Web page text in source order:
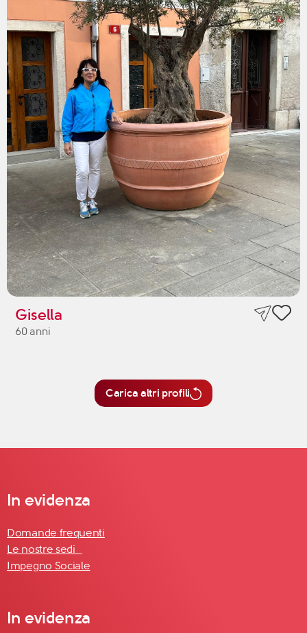
Gisella
60 anni
Carica altri profili
In evidenza
Domande frequenti
Le nostre sedi
Impegno Sociale
In evidenza